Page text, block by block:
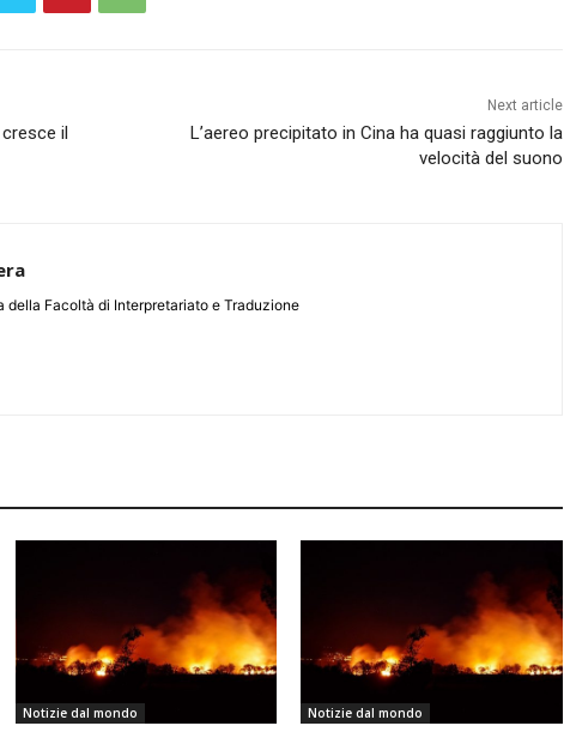
il
Next article
L’aereo precipitato in Cina ha quasi raggiunto la
velocità del suono
della Facoltà di Interpretariato e Traduzione
Notizie dal mondo Notizie dal mondo